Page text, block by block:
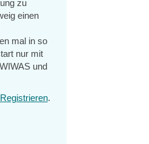
zu
einen
mal in so
nur mit
und
Registrieren.